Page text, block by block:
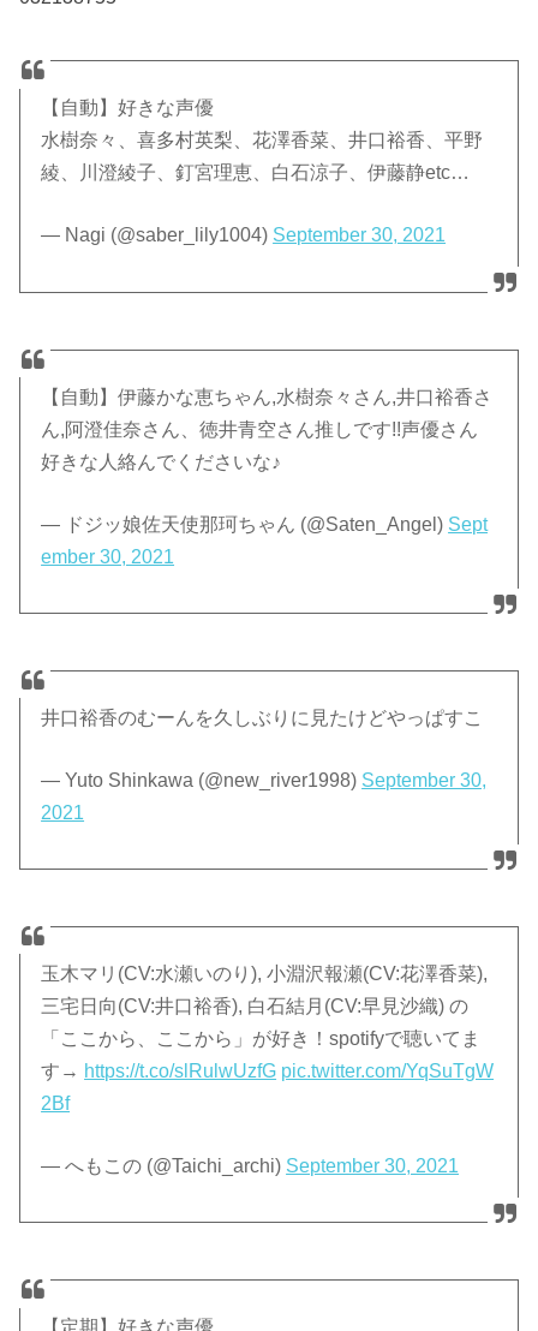
【自動】好きな声優
水樹奈々、喜多村英梨、花澤香菜、井口裕香、平野
綾、川澄綾子、釘宮理恵、白石涼子、伊藤静etc…
— Nagi (@saber_lily1004) September 30, 2021
【自動】伊藤かな恵ちゃん,水樹奈々さん,井口裕香さ
ん,阿澄佳奈さん、徳井青空さん推しです!!声優さん
好きな人絡んでくださいな♪
— ドジッ娘佐天使那珂ちゃん (@Saten_Angel) Sept
ember 30, 2021
井口裕香のむーんを久しぶりに見たけどやっぱすこ
— Yuto Shinkawa (@new_river1998) September 30,
2021
玉木マリ(CV:水瀬いのり), 小淵沢報瀬(CV:花澤香菜),
三宅日向(CV:井口裕香), 白石結月(CV:早見沙織) の
「ここから、ここから」が好き！spotifyで聴いてま
す→ https://t.co/slRulwUzfG pic.twitter.com/YqSuTgW
2Bf
— へもこの (@Taichi_archi) September 30, 2021